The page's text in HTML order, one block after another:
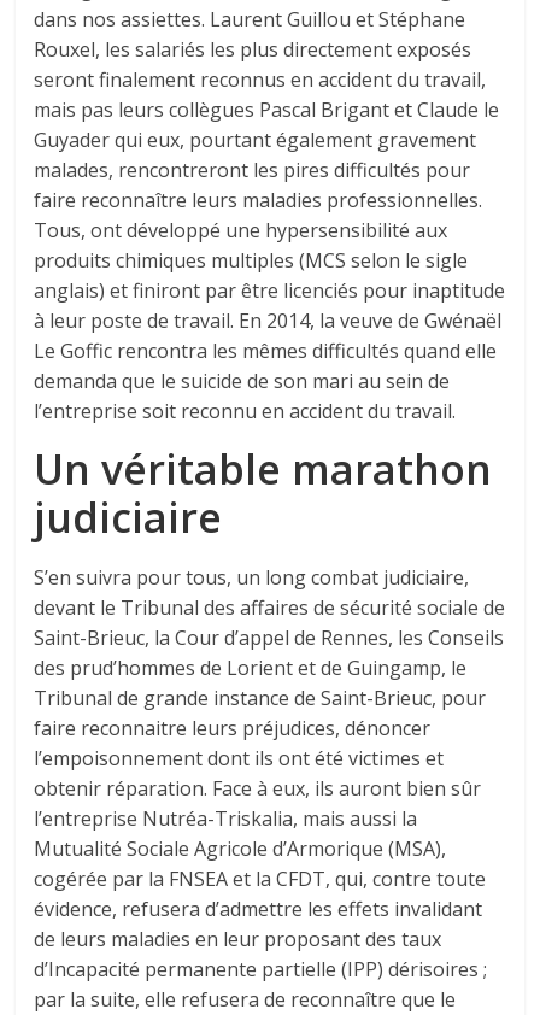
dans nos assiettes. Laurent Guillou et Stéphane
Rouxel, les salariés les plus directement exposés
seront finalement reconnus en accident du travail,
mais pas leurs collègues Pascal Brigant et Claude le
Guyader qui eux, pourtant également gravement
malades, rencontreront les pires difficultés pour
faire reconnaître leurs maladies professionnelles.
Tous, ont développé une hypersensibilité aux
produits chimiques multiples (MCS selon le sigle
anglais) et finiront par être licenciés pour inaptitude
à leur poste de travail. En 2014, la veuve de Gwénaël
Le Goffic rencontra les mêmes difficultés quand elle
demanda que le suicide de son mari au sein de
l’entreprise soit reconnu en accident du travail.
Un véritable marathon
judiciaire
S’en suivra pour tous, un long combat judiciaire,
devant le Tribunal des affaires de sécurité sociale de
Saint-Brieuc, la Cour d’appel de Rennes, les Conseils
des prud’hommes de Lorient et de Guingamp, le
Tribunal de grande instance de Saint-Brieuc, pour
faire reconnaitre leurs préjudices, dénoncer
l’empoisonnement dont ils ont été victimes et
obtenir réparation. Face à eux, ils auront bien sûr
l’entreprise Nutréa-Triskalia, mais aussi la
Mutualité Sociale Agricole d’Armorique (MSA),
cogérée par la FNSEA et la CFDT, qui, contre toute
évidence, refusera d’admettre les effets invalidant
de leurs maladies en leur proposant des taux
d’Incapacité permanente partielle (IPP) dérisoires ;
par la suite, elle refusera de reconnaître que le